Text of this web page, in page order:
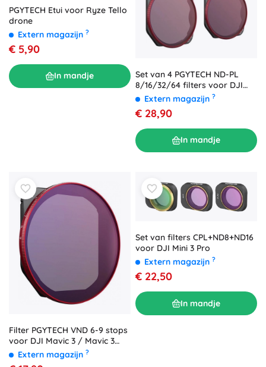
PGYTECH Etui voor Ryze Tello
drone
Extern magazijn ?
€ 5,90
In mandje
Set van 4 PGYTECH ND-PL
8/16/32/64 filters voor DJI
Mavic 3 / Mavic 3 CINE (P-26A-
Extern magazijn ?
€ 28,90
In mandje
Filter PGYTECH VND 6-9 stops
voor DJI Mavic 3 / Mavic 3
CINE (P-26A-017)
Extern magazijn ?
Set van filters CPL+ND8+ND16
voor DJI Mini 3 Pro
Extern magazijn ?
€ 22,50
In mandje